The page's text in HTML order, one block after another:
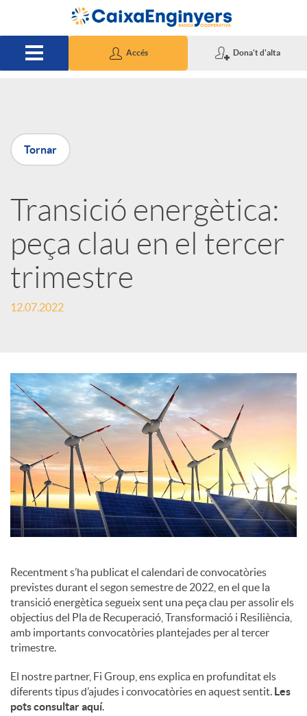
Salta al contingut principal
Accés Dona't d'alta
P
u
b
l
i
a
d
o
r
d
e
c
o
Tornar
Transició energètica:
peça clau en el tercer
trimestre
12.07.2022
Recentment s’ha publicat el calendari de convocatòries
previstes durant el segon semestre de 2022, en el que la
transició energètica segueix sent una peça clau per assolir els
objectius del Pla de Recuperació, Transformació i Resiliència,
amb importants convocatòries plantejades per al tercer
trimestre.
El nostre partner, Fi Group, ens explica en profunditat els
diferents tipus d’ajudes i convocatòries en aquest sentit. Les
pots consultar aquí.